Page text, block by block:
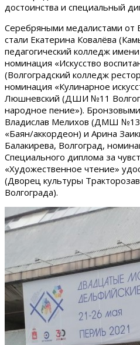
достоинства и специальный
Серебряными медалистами от
стали Екатерина Ковалёва
педагогический колледж
номинация «Искусство
(Волгоградский колледж
номинация «Кулинарное
Люшневский (ДШИ №11
народное пение»).
Владислав Мелихов (ДМШ №13
«Баян/аккордеон) и Арина
Балакирева, Волгоград,
Специального диплома за
«Художественное чтение»
(Дворец культуры
Волгограда).